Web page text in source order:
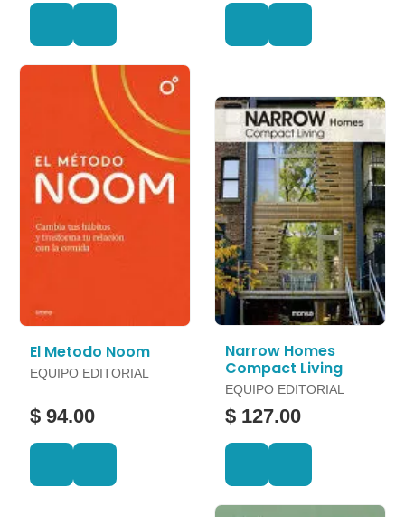
El Metodo Noom
EQUIPO EDITORIAL
$ 94.00
Narrow Homes
Compact Living
EQUIPO EDITORIAL
$ 127.00